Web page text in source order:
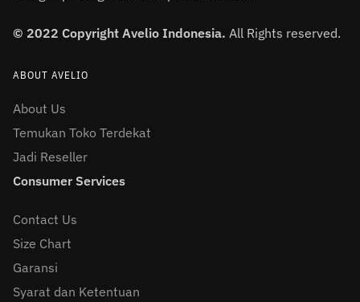
© 2022 Copyright Avelio Indonesia. All Rights reserved.
ABOUT AVELIO
About Us
Temukan Toko Terdekat
Jadi Reseller
Consumer Services
Contact Us
Size Chart
Garansi
Syarat dan Ketentuan